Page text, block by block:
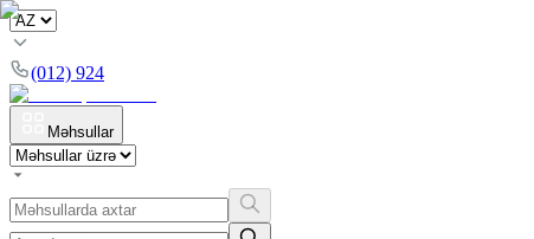
(012) 924
Məhsullar